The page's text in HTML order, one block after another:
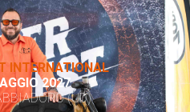
INTERNATIONAL
2027
(UD)